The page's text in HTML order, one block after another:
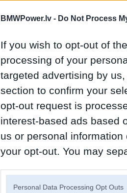
BMWPower.lv - Do Not Process
If you wish to opt-out of
processing of your
targeted advertising by
section to confirm your
opt-out request is
interest-based ads based
us or personal
your opt-out. You may
Personal Data Processing Opt Outs